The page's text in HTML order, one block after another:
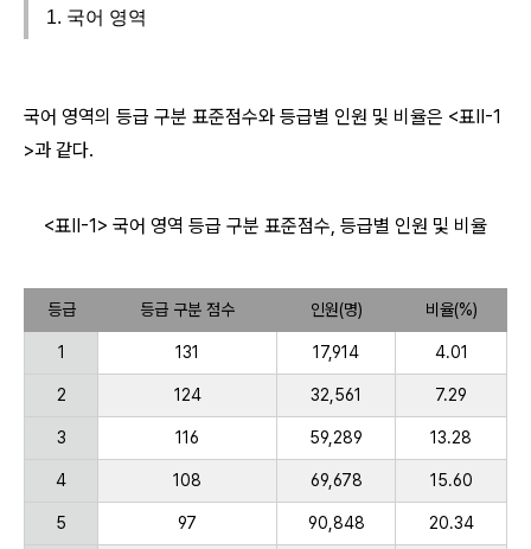
1. 국어 영역
국어 영역의 등급 구분 표준점수와 등급별 인원 및 비율은 <표Ⅱ-1
>과 같다.
<표Ⅱ-1> 국어 영역 등급 구분 표준점수, 등급별 인원 및 비율
등급 등급 구분 점수 인원(명) 비율(%)
1 131 17,914 4.01
2 124 32,561 7.29
3 116 59,289 13.28
4 108 69,678 15.60
5 97 90,848 20.34